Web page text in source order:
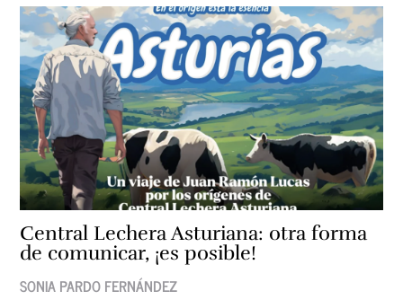
Central Lechera Asturiana: otra forma
de comunicar, ¡es posible!
SONIA PARDO FERNÁNDEZ